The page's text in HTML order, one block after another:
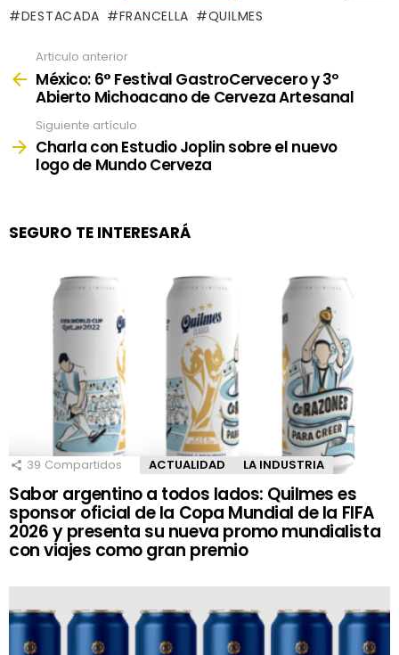
DESTACADA FRANCELLA QUILMES
more
Articulo anterior
México: 6° Festival GastroCervecero y 3º
Abierto Michoacano de Cerveza Artesanal
Siguiente artículo
Charla con Estudio Joplin sobre el nuevo
logo de Mundo Cerveza
SEGURO TE INTERESARÁ
39 Compartidos ACTUALIDAD LA INDUSTRIA
Sabor argentino a todos lados: Quilmes es
sponsor oficial de la Copa Mundial de la FIFA
2026 y presenta su nueva promo mundialista
con viajes como gran premio